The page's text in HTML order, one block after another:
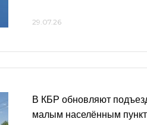
29.07.26
В КБР обновляют
малым населённым